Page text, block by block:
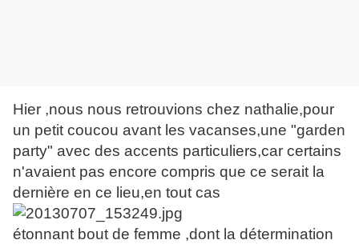
Hier ,nous nous retrouvions chez nathalie,pour
un petit coucou avant les vacanses,une "garden
party" avec des accents particuliers,car certains
n'avaient pas encore compris que ce serait la
dernière en ce lieu,en tout cas
étonnant bout de femme ,dont la détermination